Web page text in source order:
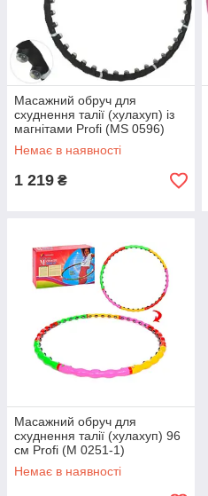
Масажний обруч для
схуднення талії (хулахуп) із
магнітами Profi (MS 0596)
Немає в наявності
1 219 ₴
Масажний обруч для
схуднення талії (хулахуп) 96
см Profi (M 0251-1)
Немає в наявності